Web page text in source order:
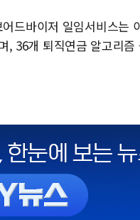
드바이저 일임서비스는
, 36개 퇴직연금 알고리